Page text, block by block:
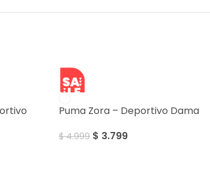
SALE
Puma Zora – Deportivo Dama
$4.999 $ 3.799